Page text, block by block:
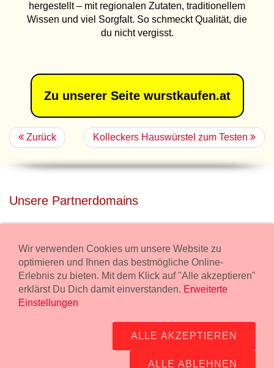
hergestellt – mit regionalen Zutaten, traditionellem
Wissen und viel Sorgfalt. So schmeckt Qualität, die
du nicht vergisst.
Zu unserer Seite wurstkaufen.at
Zurück Kolleckers Hauswürstel zum Testen
Unsere Partnerdomains
Miete unser Haus bei Wiener Neustadt für Deine Party mit
Übernachtung.
freilaender.at
Wurstmanufaktur Markus Kollecker GmbH,
Wir verwenden Cookies um unsere Website zu
optimieren und Ihnen das bestmögliche Online-
Erlebnis zu bieten. Mit dem Klick auf "Alle akzeptieren"
erklärst Du Dich damit einverstanden. Erweiterte
Einstellungen
ALLE AKZEPTIEREN
ALLE ABLEHNEN